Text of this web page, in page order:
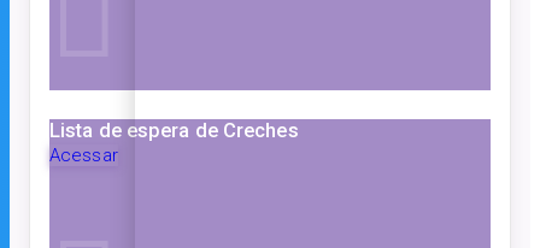
Lista de espera de Creches
Acessar